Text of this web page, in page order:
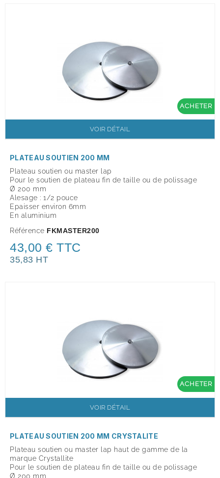
ACHETER
VOIR DÉTAIL
PLATEAU SOUTIEN 200 MM
Plateau soutien ou master lap
Pour le soutien de plateau fin de taille ou de polissage
Ø 200 mm
Alesage : 1/2 pouce
Epaisser environ 6mm
En aluminium
Référence FKMASTER200
43,00 € TTC
35,83 HT
ACHETER
VOIR DÉTAIL
PLATEAU SOUTIEN 200 MM CRYSTALITE
Plateau soutien ou master lap haut de gamme de la
marque Crystallite
Pour le soutien de plateau fin de taille ou de polissage
Ø 200 mm